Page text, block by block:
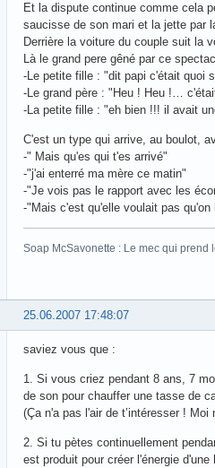
Et la dispute continue comme cela
saucisse de son mari et la jette par
Derrière la voiture du couple suit la
Là le grand pere gêné par ce
-Le petite fille : "dit papi c'était quoi
-Le grand père : "Heu ! Heu !…
-La petite fille : "eh bien !!! il avait
C'est un type qui arrive, au boulot,
-" Mais qu'es qui t'es arrivé"
-"j'ai enterré ma mère ce matin"
-"Je vois pas le rapport avec les
-"Mais c'est qu'elle voulait pas qu'on
Soap McSavonette : Le mec qui
25.06.2007 17:48:07
saviez vous que :
1. Si vous criez pendant 8 ans, 7
de son pour chauffer une tasse de
(Ça n'a pas l'air de t’intéresser ! Moi
2. Si tu pètes continuellement
est produit pour créer l'énergie d'une